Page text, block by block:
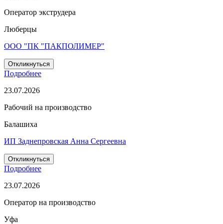
Оператор экструдера
Люберцы
ООО "ПК "ПАКПОЛИМЕР"
Откликнуться
Подробнее
23.07.2026
Рабочий на производство
Балашиха
ИП Заднепровская Анна Сергеевна
Откликнуться
Подробнее
23.07.2026
Оператор на производство
Уфа